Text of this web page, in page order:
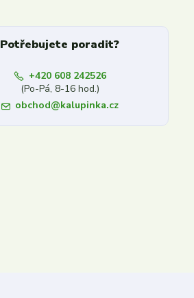
Potřebujete poradit?
+420 608 242526
(Po-Pá, 8-16 hod.)
obchod@kalupinka.cz